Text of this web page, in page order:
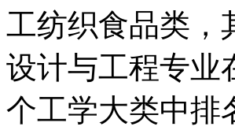
工纺织食品类，
设计与工程专业
个工学大类中排